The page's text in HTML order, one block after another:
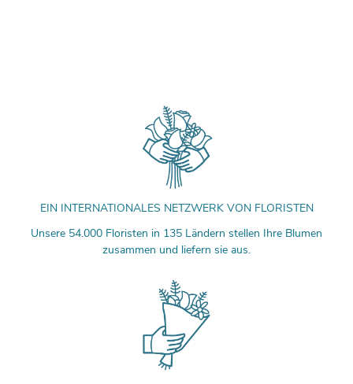
EIN INTERNATIONALES NETZWERK VON FLORISTEN
Unsere 54.000 Floristen in 135 Ländern stellen Ihre Blumen
zusammen und liefern sie aus.